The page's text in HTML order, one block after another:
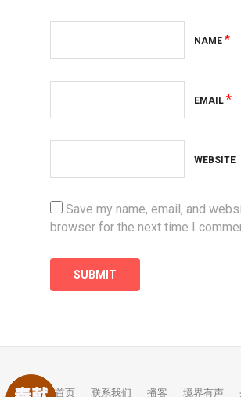
NAME *
EMAIL *
WEBSITE
Save my name, email, and
browser for the next time I
首页 联系我们 播客 境界有声